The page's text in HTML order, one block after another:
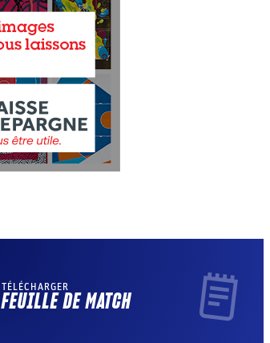
TÉLÉCHARGER
FEUILLE DE MATCH